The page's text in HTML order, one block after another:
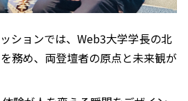
ションでは、Web3大学学長の北
務め、両登壇者の原点と未来観が